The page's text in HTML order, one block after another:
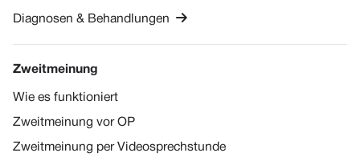
Diagnosen & Behandlungen 
Zweitmeinung
Wie es funktioniert
Zweitmeinung vor OP
Zweitmeinung per Videosprechstunde